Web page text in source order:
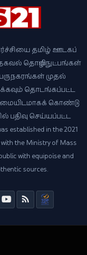
தமிழ் ஊடகப்
தகவல் தொழில்நுட்பங்கள்
முதல்
தொடங்கப்பட்ட
கொண்டு
பதிவு செய்யப்பட்ட
in the 2021
the Ministry of Mass
with equipoise and
sources.